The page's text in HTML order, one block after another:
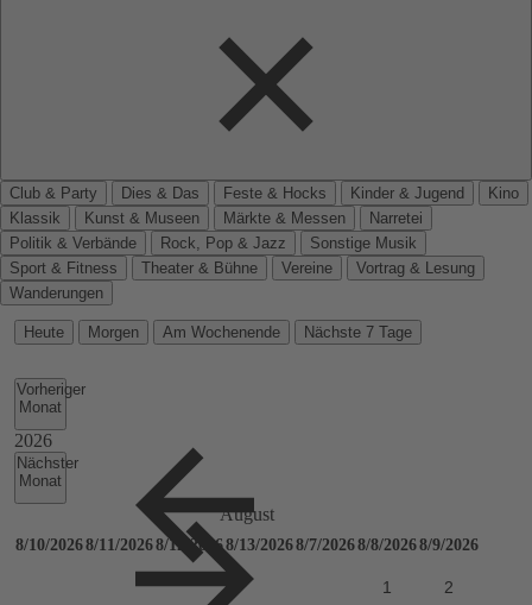
Club & Party Dies & Das Feste & Hocks Kinder & Jugend
Kino
Klassik
Kunst & Museen Märkte & Messen
Narretei
Politik & Verbände
Rock, Pop & Jazz
Sonstige Musik
Sport & Fitness
Theater & Bühne Vereine
Vortrag & Lesung
Wanderungen
Heute Morgen Am Wochenende Nächste 7 Tage
Vorheriger
Monat
Nächster
Monat